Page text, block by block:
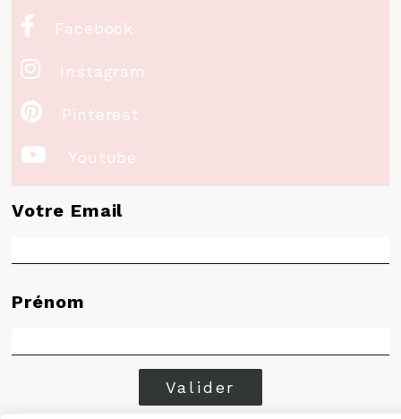
 Facebook
 Instagram
 Pinterest
 Youtube
Votre Email
Prénom
Valider